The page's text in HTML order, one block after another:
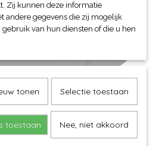
Zij kunnen deze informatie
andere gegevens die zij mogelijk
van hun diensten of die u hen
tonen Selectie toestaan
toestaan Nee, niet akkoord